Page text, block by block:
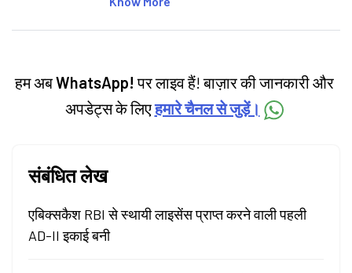
categories.
हम अबWhatsApp! पर लाइव हैं! बाज़ार की जानकारी और
अपडेट्स के लिएहमारे चैनल से जुड़ें।
संबंधित लेख
एबिक्सकैश RBI से स्थायी लाइसेंस प्राप्त करने वाली पहली
AD-II इकाई बनी